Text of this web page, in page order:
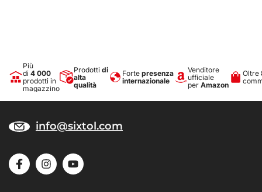
Più
di 4 000
prodotti in
magazzino
Prodotti di
alta
qualità
Forte presenza
internazionale
Venditore
ufficiale
per Amazon
Oltre
info@sixtol.com